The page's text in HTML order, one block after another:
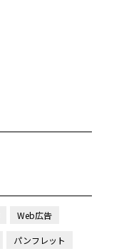
Web広告
パンフレット